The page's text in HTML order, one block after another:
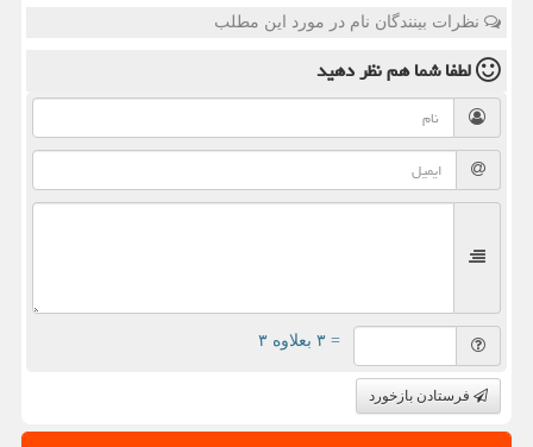
نظرات بینندگان نام در مورد این مطلب
لطفا شما همنظر دهید
= ۳ بعلاوه ۳
فرستادن بازخورد